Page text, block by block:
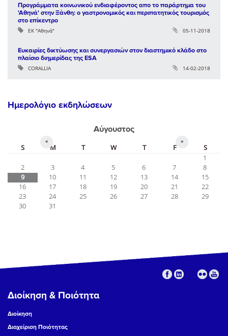
Προγράμματα κοινωνικού ενδιαφέροντος απο το παράρτημα του
'Αθηνά' στην Ξάνθη: ο γαστρονομικός και περιπατητικός τουρισμός
στο επίκεντρο
ΕΚ "Αθηνά" 05-11-2018
Ευκαιρίες δικτύωσης και συνεργασιών στον διαστημικό κλάδο στο
πλαίσιο διημερίδας της ESA
CORALLIA 14-02-2018
Ημερολόγιο εκδηλώσεων
Αύγουστος
« »
S M T W T F
S
1
2
3 4 5 6 7
8
9
10 11 12 13 14
15
16
17 18 19 20 21
22
23
24 25 26 27 28
29
30
31
Διοίκηση & Ποιότητα
Διοίκηση
Διαχείριση Ποιότητας